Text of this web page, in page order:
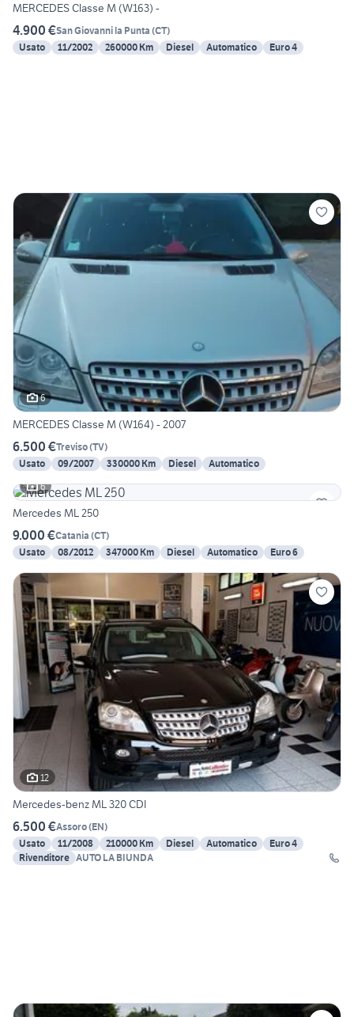
MERCEDES Classe M (W163) -
4.900 €San Giovanni la Punta (CT)
Usato
11/2002 260000 Km Diesel Automatico Euro 4
6
MERCEDES Classe M (W164) - 2007
6.500 €Treviso(TV)
Usato
09/2007 330000 Km Diesel
Automatico
6
Mercedes ML 250
9.000 €Catania (CT)
Usato
08/2012 347000 Km Diesel Automatico Euro 6
12
Mercedes-benz ML 320 CDI
6.500 €Assoro(EN)
Usato
11/2008 210000 Km Diesel Automatico
Euro 4
Rivenditore AUTO LA BIUNDA